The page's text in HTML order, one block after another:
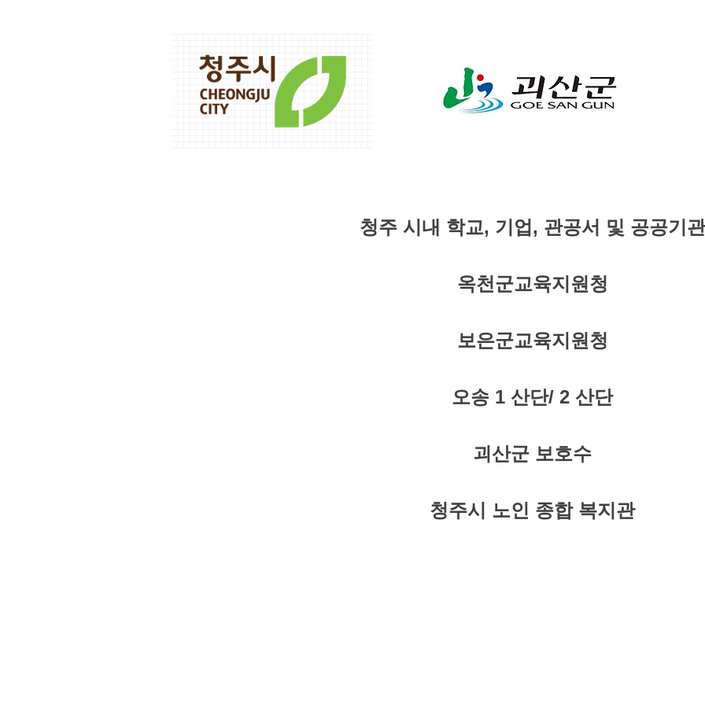
청주 시내 학교, 기업, 관공서 및 공공기관
옥천군교육지원청
보은군교육지원청
오송 1 산단/ 2 산단
괴산군 보호수
​청주시 노인 종합 복지관